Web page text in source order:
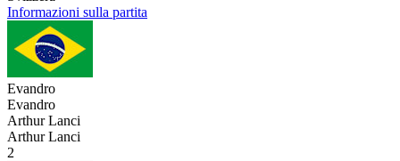
Informazioni sulla partita
Evandro
Evandro
Arthur Lanci
Arthur Lanci
2